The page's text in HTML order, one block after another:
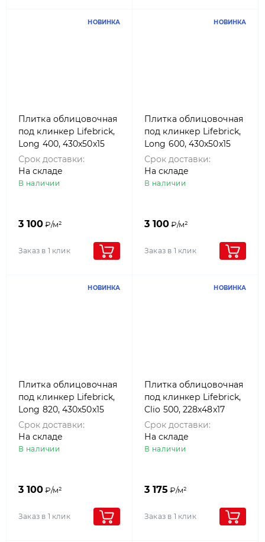
НОВИНКА
Плитка облицовочная
под клинкер Lifebrick,
Long 400, 430x50x15
Срок доставки:
На складе
В наличии
3 100₽/м²
Заказ в 1 клик
НОВИНКА
Плитка облицовочная
под клинкер Lifebrick,
Long 600, 430x50x15
Срок доставки:
На складе
В наличии
3 100₽/м²
Заказ в 1 клик
НОВИНКА
Плитка облицовочная
под клинкер Lifebrick,
Long 820, 430x50x15
Срок доставки:
На складе
В наличии
3 100₽/м²
Заказ в 1 клик
НОВИНКА
Плитка облицовочная
под клинкер Lifebrick,
Clio 500, 228x48x17
Срок доставки:
На складе
В наличии
3 175 ₽/м²
Заказ в 1 клик